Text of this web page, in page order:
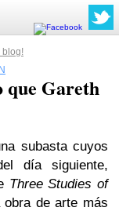
blog!
que Gareth
subasta cuyos
día siguiente,
Three Studies of
obra de arte más